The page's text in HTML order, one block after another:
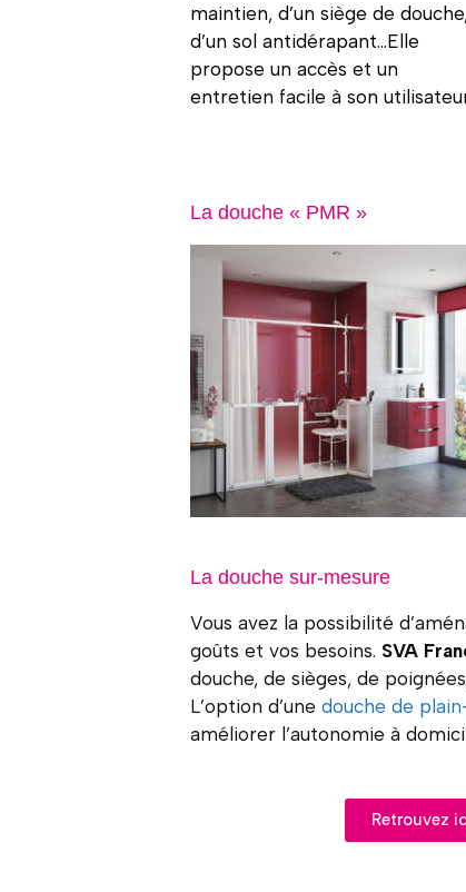
maintien, d’un siège de
d’un sol antidérapant…Elle
propose un accès et un
entretien facile à son
La douche « PMR »
La douche sur-mesure
Vous avez la possibilité
goûts et vos besoins. SVA
douche, de sièges, de
L’option d’unedouche de
améliorer l’autonomie à
Retrouvez